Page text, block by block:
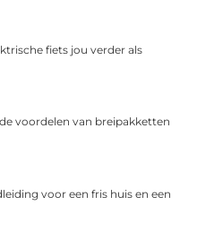
fiets jou verder als
voordelen van breipakketten
voor een fris huis en een